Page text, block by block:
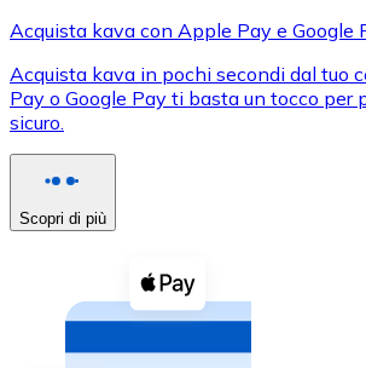
XRP
XRP
Vedi tutto
Buoni cripto
Acquista criptovalute in contanti
Acquista con contanti
Acquista kava con Apple Pay e Google
Acquista kava in pochi secondi dal tuo
Pay o Google Pay ti basta un tocco per
sicuro.
Scopri di più